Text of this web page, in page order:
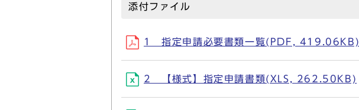
添付ファイル
1 指定申請必要書類一覧(PDF, 419.06KB)
2 【様式】指定申請書類(XLS, 262.50KB)